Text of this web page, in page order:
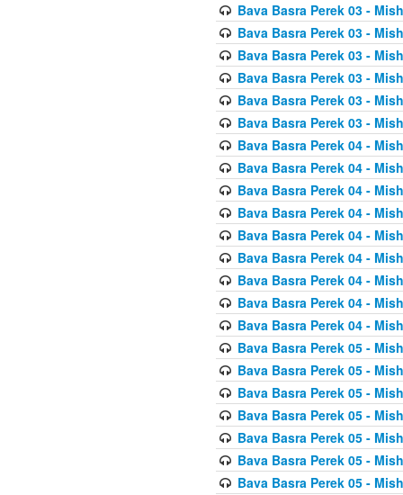
Bava Basra Perek 03 -
Bava Basra Perek 03 -
Bava Basra Perek 03 -
Bava Basra Perek 03 -
Bava Basra Perek 03 -
Bava Basra Perek 03 -
Bava Basra Perek 04 -
Bava Basra Perek 04 -
Bava Basra Perek 04 -
Bava Basra Perek 04 -
Bava Basra Perek 04 -
Bava Basra Perek 04 -
Bava Basra Perek 04 -
Bava Basra Perek 04 -
Bava Basra Perek 04 -
Bava Basra Perek 05 -
Bava Basra Perek 05 -
Bava Basra Perek 05 -
Bava Basra Perek 05 -
Bava Basra Perek 05 -
Bava Basra Perek 05 -
Bava Basra Perek 05 -